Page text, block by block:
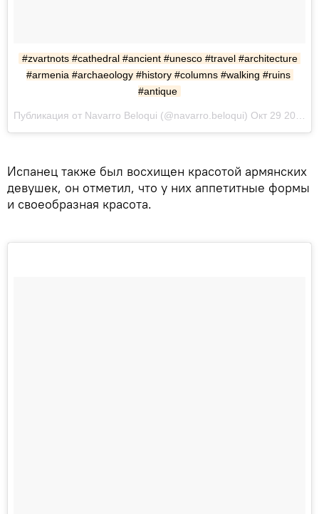
#zvartnots #cathedral #ancient #unesco #travel #architecture
#armenia #archaeology #history #columns #walking #ruins
#antique
Публикация от Navarro Beloqui (@navarro.beloqui) Окт 29 2017 в 5:50 PDT
Испанец также был восхищен красотой армянских
девушек, он отметил, что у них аппетитные формы
и своеобразная красота.